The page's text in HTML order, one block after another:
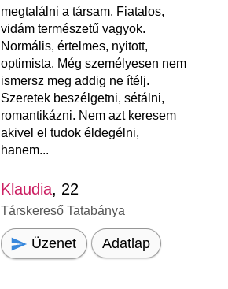
megtalálni a társam. Fiatalos,
vidám természetű vagyok.
Normális, értelmes, nyitott,
optimista. Még személyesen nem
ismersz meg addig ne ítélj.
Szeretek beszélgetni, sétálni,
romantikázni. Nem azt keresem
akivel el tudok éldegélni,
hanem...
Klaudia, 22
Társkereső Tatabánya
Üzenet Adatlap